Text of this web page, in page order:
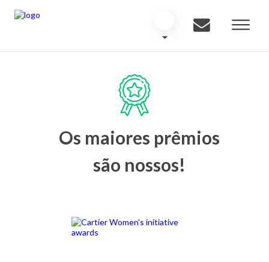
Os maiores prêmios
são nossos!